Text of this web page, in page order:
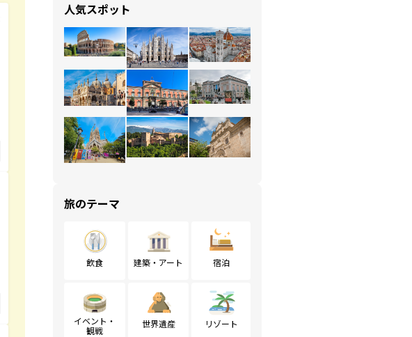
人気スポット
旅のテーマ
飲食 建築・アート 宿泊
イベント・
観戦
世界遺産 リゾート